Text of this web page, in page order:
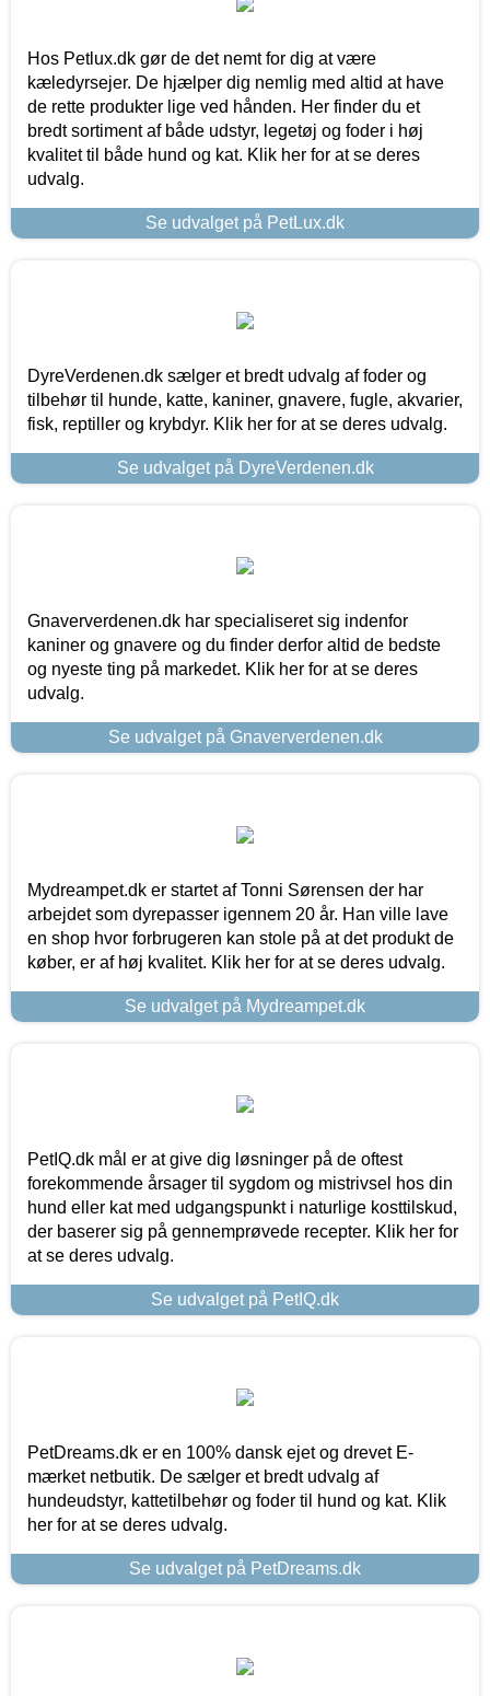
Hos Petlux.dk gør de det nemt for dig at være
kæledyrsejer. De hjælper dig nemlig med altid at have
de rette produkter lige ved hånden. Her finder du et
bredt sortiment af både udstyr, legetøj og foder i høj
kvalitet til både hund og kat. Klik her for at se deres
udvalg.
Se udvalget på PetLux.dk
DyreVerdenen.dk sælger et bredt udvalg af foder og
tilbehør til hunde, katte, kaniner, gnavere, fugle, akvarier,
fisk, reptiller og krybdyr. Klik her for at se deres udvalg.
Se udvalget på DyreVerdenen.dk
Gnaververdenen.dk har specialiseret sig indenfor
kaniner og gnavere og du finder derfor altid de bedste
og nyeste ting på markedet. Klik her for at se deres
udvalg.
Se udvalget på Gnaververdenen.dk
Mydreampet.dk er startet af Tonni Sørensen der har
arbejdet som dyrepasser igennem 20 år. Han ville lave
en shop hvor forbrugeren kan stole på at det produkt de
køber, er af høj kvalitet. Klik her for at se deres udvalg.
Se udvalget på Mydreampet.dk
PetIQ.dk mål er at give dig løsninger på de oftest
forekommende årsager til sygdom og mistrivsel hos din
hund eller kat med udgangspunkt i naturlige kosttilskud,
der baserer sig på gennemprøvede recepter. Klik her for
at se deres udvalg.
Se udvalget på PetIQ.dk
PetDreams.dk er en 100% dansk ejet og drevet E-
mærket netbutik. De sælger et bredt udvalg af
hundeudstyr, kattetilbehør og foder til hund og kat. Klik
her for at se deres udvalg.
Se udvalget på PetDreams.dk